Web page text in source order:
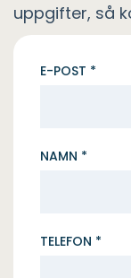
uppgifter, så
E-POST *
NAMN *
TELEFON *